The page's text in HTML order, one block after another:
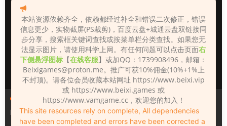
人物（Looks）
Monica_2_2_2
人物（Looks）
Lizhen2025
本站资源依赖齐全，依赖都经过补全和错误二次修正，错误
信息更少，实物截屏(PS裁剪)，百度云盘+城通云盘双链接同
步分享，搜索框关键词查找或按菜单栏分类查找。如果您无
法显示图片，请使用科学上网。有任何问题可以点击页面右
下侧悬浮图标 【在线客服】或加QQ：1739908496，邮箱：
Beixigames@proton.me。推广可获10%佣金(10%+1%上
不封顶)。请各位会员收藏本站网址 https://www.beixi.vip
或 https://www.beixi.games 或
https://www.vamgame.cc，欢迎您的加入！
This site resources rely on complete, All dependencies
have been completed and errors have been corrected a